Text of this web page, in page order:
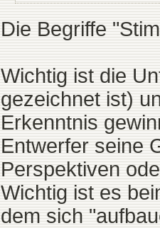
Die Begriffe
Wichtig ist die
gezeichnet ist)
Erkenntnis
Entwerfer seine
Perspektiven
Wichtig ist es
dem sich